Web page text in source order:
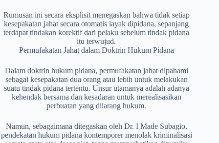
Rumusan ini secara eksplisit menegaskan bahwa tidak setiap
kesepakatan jahat secara otomatis layak dipidana, sepanjang
terdapat tindakan korektif dari pelaku sebelum tindak pidana
itu terwujud.
Permufakatan Jahat dalam Doktrin Hukum Pidana
Dalam doktrin hukum pidana, permufakatan jahat dipahami
sebagai kesepakatan dua orang atau lebih untuk melakukan
suatu tindak pidana tertentu. Unsur utamanya adalah adanya
kehendak bersama dan kesadaran untuk merealisasikan
perbuatan yang dilarang hukum.
Namun, sebagaimana ditegaskan oleh Dr. I Made Subagio,
pendekatan hukum pidana kontemporer menolak kriminalisasi